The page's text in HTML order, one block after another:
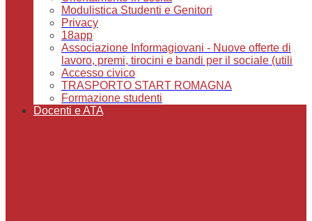
Modulistica Studenti e Genitori
Privacy
18app
Associazione Informagiovani - Nuove offerte di
lavoro, premi, tirocini e bandi per il sociale (utili
Accesso civico
TRASPORTO START ROMAGNA
Formazione studenti
Docenti e ATA